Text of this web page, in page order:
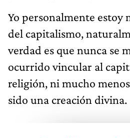
Yo personalmente estoy
del capitalismo,
verdad es que nunca se
ocurrido vincular al
religión, ni mucho
sido una creación divina.